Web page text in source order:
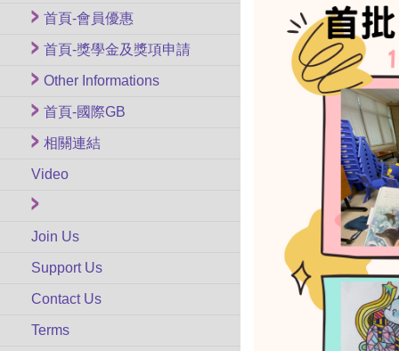
首頁-會員優惠
首頁-獎學金及獎項申請
Other Informations
首頁-國際GB
相關連結
Video
Join Us
Support Us
Contact Us
Terms